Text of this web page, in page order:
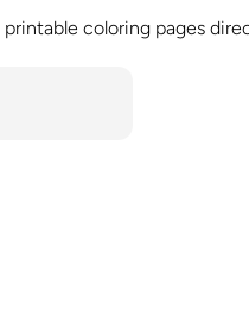
coloring pages